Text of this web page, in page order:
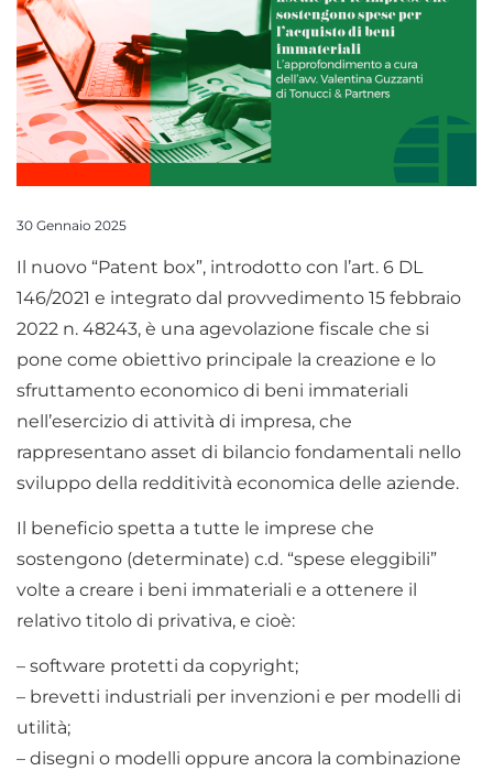
30 Gennaio 2025
Il nuovo “Patent box”, introdotto con l’art. 6 DL
146/2021 e integrato dal provvedimento 15 febbraio
2022 n. 48243, è una agevolazione fiscale che si
pone come obiettivo principale la creazione e lo
sfruttamento economico di beni immateriali
nell’esercizio di attività di impresa, che
rappresentano asset di bilancio fondamentali nello
sviluppo della redditività economica delle aziende.
Il beneficio spetta a tutte le imprese che
sostengono (determinate) c.d. “spese eleggibili”
volte a creare i beni immateriali e a ottenere il
relativo titolo di privativa, e cioè:
– software protetti da copyright;
– brevetti industriali per invenzioni e per modelli di
utilità;
– disegni o modelli oppure ancora la combinazione